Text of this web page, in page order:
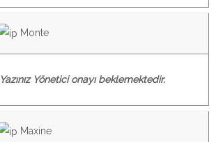
Monte
Yazınız Yönetici onayı beklemektedir.
Maxine